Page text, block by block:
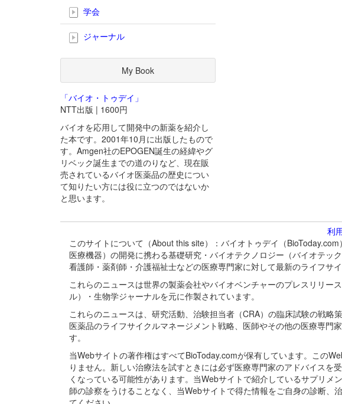
学会
ジャーナル
My Book
「バイオ・トゥデイ」
NTT出版 | 1600円
バイオを応用して開発中の新薬を紹介し
た本です。2001年10月に出版したもので
す。Amgen社のEPOGEN誕生の経緯やグ
リベック誕生までの道のりなど、現在販
売されているバイオ医薬品の歴史につい
て知りたい方には役に立つのではないか
と思います。
利
このサイトについて（About this site）：バイオトゥデイ（
医療機器）の開発に携わる基礎研究・バイオテクノロジー（バイオテ
看護師・薬剤師・介護福祉士などの医療専門家に対して最新のライフサ
これらのニュースは世界の製薬会社やバイオベンチャーのプレスリリ
ル）・生物学ジャーナルを元に作製されています。
これらのニュースは、研究活動、治験担当者（CRA）の臨床試験の戦
医薬品のライフサイクルマネージメント戦略、医師やその他の医療専
す。
当Webサイトの著作権はすべてBioToday.comが保有しています。この
りません。新しい治療法を試すときには必ず医療専門家のアドバイス
くなっている可能性があります。当Webサイトで紹介しているサプリ
師の診察をうけることなく、当Webサイトで得た情報をご自身の診断